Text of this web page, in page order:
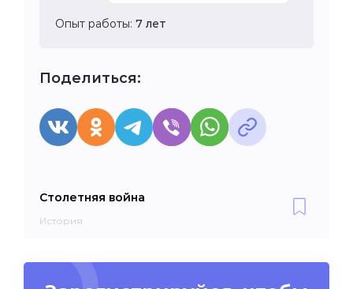
Опыт работы: 7 лет
Поделиться:
Столетняя война
История